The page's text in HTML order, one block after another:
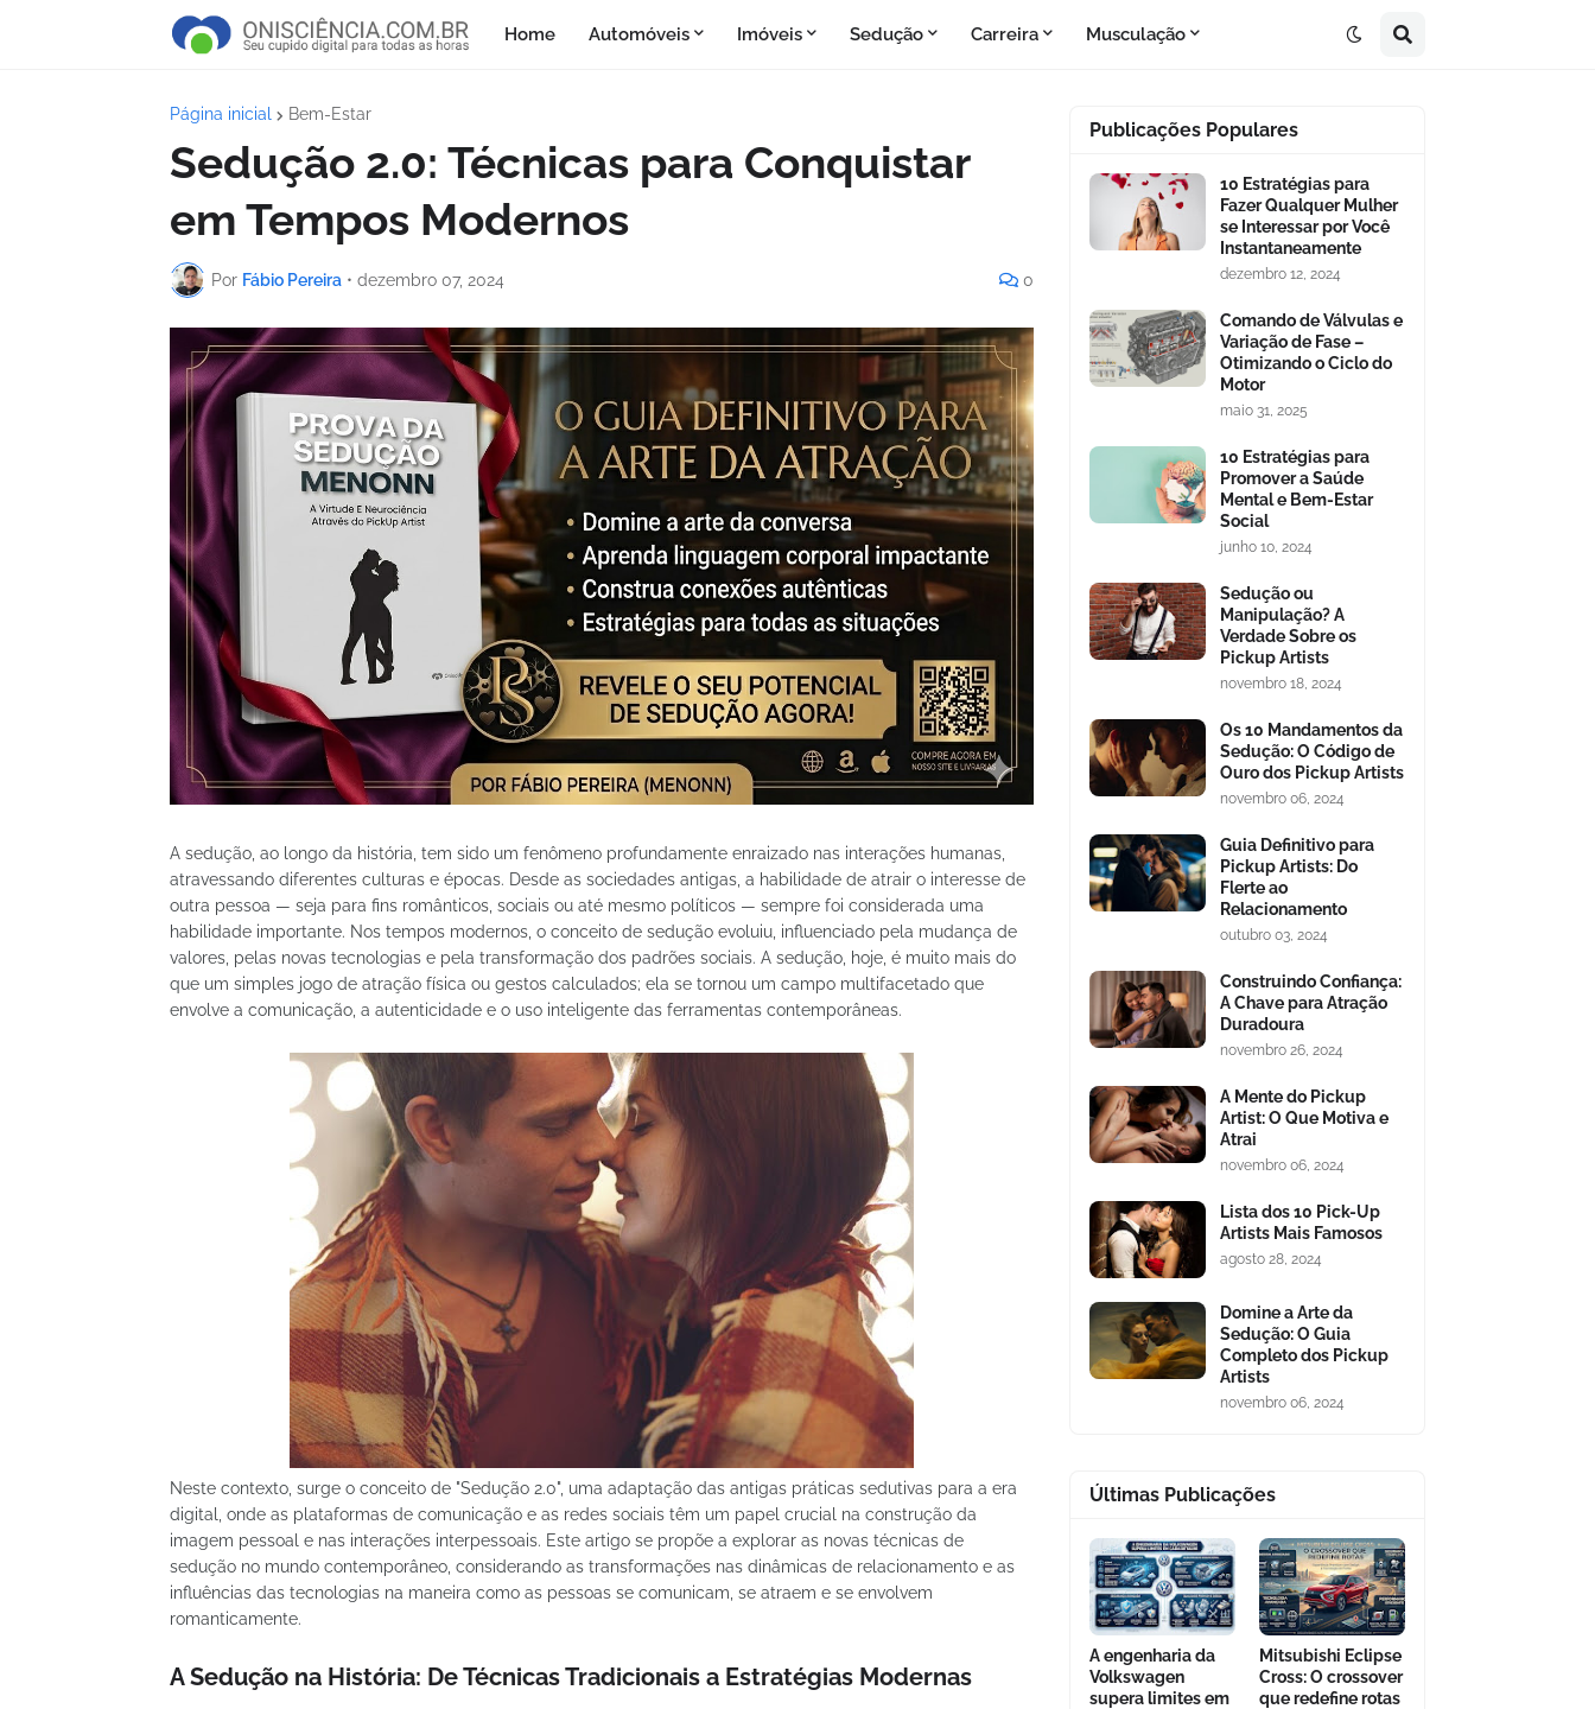
Home Automóveis Imóveis Sedução Carreira Musculação
Página inicial Bem-Estar
Sedução 2.0: Técnicas para Conquistar
em Tempos Modernos
Por Fábio Pereira • dezembro 07, 2024 0
A sedução, ao longo da história, tem sido um fenômeno profundamente enraizado nas interações humanas,
atravessando diferentes culturas e épocas. Desde as sociedades antigas, a habilidade de atrair o interesse de
outra pessoa — seja para fins românticos, sociais ou até mesmo políticos — sempre foi considerada uma
habilidade importante. Nos tempos modernos, o conceito de sedução evoluiu, influenciado pela mudança de
valores, pelas novas tecnologias e pela transformação dos padrões sociais. A sedução, hoje, é muito mais do
que um simples jogo de atração física ou gestos calculados; ela se tornou um campo multifacetado que
envolve a comunicação, a autenticidade e o uso inteligente das ferramentas contemporâneas.
Neste contexto, surge o conceito de "Sedução 2.0", uma adaptação das antigas práticas sedutivas para a era
digital, onde as plataformas de comunicação e as redes sociais têm um papel crucial na construção da
imagem pessoal e nas interações interpessoais. Este artigo se propõe a explorar as novas técnicas de
sedução no mundo contemporâneo, considerando as transformações nas dinâmicas de relacionamento e as
influências das tecnologias na maneira como as pessoas se comunicam, se atraem e se envolvem
romanticamente.
A Sedução na História: De Técnicas Tradicionais a Estratégias Modernas
Publicações Populares
10 Estratégias para
Fazer Qualquer Mulher
se Interessar por Você
Instantaneamente
dezembro 12, 2024
Comando de Válvulas e
Variação de Fase –
Otimizando o Ciclo do
Motor
maio 31, 2025
10 Estratégias para
Promover a Saúde
Mental e Bem-Estar
Social
junho 10, 2024
Sedução ou
Manipulação? A
Verdade Sobre os
Pickup Artists
novembro 18, 2024
Os 10 Mandamentos da
Sedução: O Código de
Ouro dos Pickup Artists
novembro 06, 2024
Guia Definitivo para
Pickup Artists: Do
Flerte ao
Relacionamento
outubro 03, 2024
Construindo Confiança:
A Chave para Atração
Duradoura
novembro 26, 2024
A Mente do Pickup
Artist: O Que Motiva e
Atrai
novembro 06, 2024
Lista dos 10 Pick-Up
Artists Mais Famosos
agosto 28, 2024
Domine a Arte da
Sedução: O Guia
Completo dos Pickup
Artists
novembro 06, 2024
Últimas Publicações
A engenharia da
Volkswagen
supera limites em
Mitsubishi Eclipse
Cross: O crossover
que redefine rotas